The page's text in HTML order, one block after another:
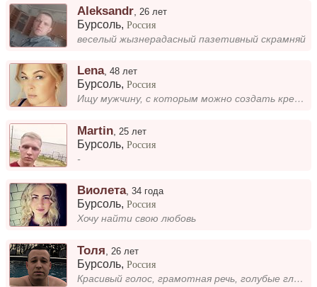
Aleksandr 26 лет
Бурсоль,Россия
веселый жызнерадасный пазетивный скрамняй
Lena,48 лет
Бурсоль,Россия
Ищу мужчину, с которым можно создать крепкую семью. Мне важна взаимная поддержка, доверие и стремление к общим целям. Жд...
Martin 25 лет
Бурсоль,Россия
-
Виолета,34 года
Бурсоль,Россия
Хочу найти свою любовь
Толя 26 лет
Бурсоль,Россия
Красивый голос, грамотная речь, голубые глаза. разве этого не достаточно? 😂